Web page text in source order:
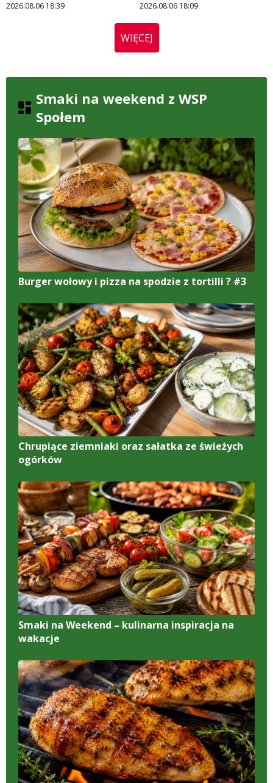
2026.08.06 18:39 2026.08.06 18:09
WIĘCEJ
Smaki na weekend z WSP
Społem
Burger wołowy i pizza na spodzie z tortilli ? #3
Chrupiące ziemniaki oraz sałatka ze świeżych
ogórków
Smaki na Weekend – kulinarna inspiracja na
wakacje